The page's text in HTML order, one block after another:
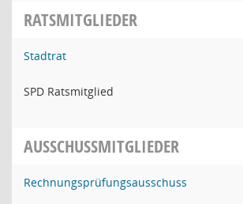
RATSMITGLIEDER
Stadtrat
SPD Ratsmitglied
AUSSCHUSSMITGLIEDER
Rechnungsprüfungsausschuss